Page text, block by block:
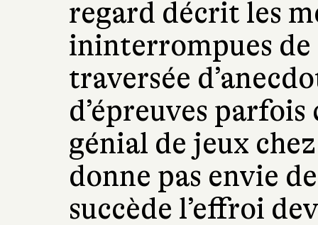
regard décrit les
ininterrompues
traversée
d’épreuves
génial de jeux
donne pas envie
succède l’effroi